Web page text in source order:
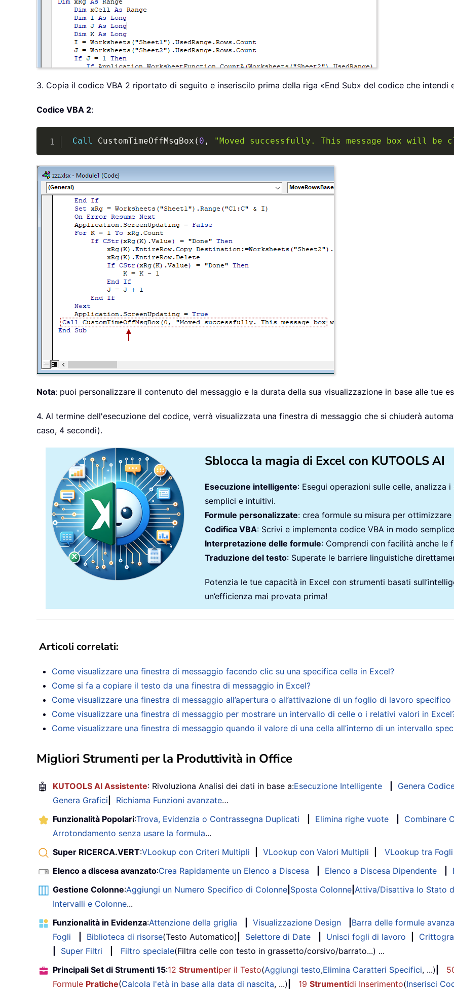
3. Copia il codice VBA 2 riportato di seguito e inseriscilo prima della riga «End Sub» del codice che intendi
Codice VBA 2:
Call CustomTimeOffMsgBox ( 0 , "Moved successfully. This message box will be
Nota: puoi personalizzare il contenuto del messaggio e la durata della sua visualizzazione in base alle tue
4. Al termine dell'esecuzione del codice, verrà visualizzata una finestra di messaggio che si chiuderà
caso, 4 secondi).
Sblocca la magia di Excel con KUTOOLS AI
Esecuzione intelligente: Esegui operazioni sulle celle,
semplici e intuitivi.
Formule personalizzate: crea formule su misura per
Codifica VBA: Scrivi e implementa codice VBA in modo
Interpretazione delle formule: Comprendi con facilità anche le
Traduzione del testo: Superate le barriere linguistiche
Potenzia le tue capacità in Excel con strumenti basati
un’efficienza mai provata prima!
Articoli correlati:
Come visualizzare una finestra di messaggio facendo clic su una specifica cella in Excel?
Come si fa a copiare il testo da una finestra di messaggio in Excel?
Come visualizzare una finestra di messaggio all’apertura o all’attivazione di un foglio di lavoro specifico
Come visualizzare una finestra di messaggio per mostrare un intervallo di celle o i relativi valori in
Come visualizzare una finestra di messaggio quando il valore di una cella all’interno di un intervallo
Migliori Strumenti per la Produttività in Office
🤖 KUTOOLS AI Assistente: Rivoluziona Analisi dei dati in base a:Esecuzione Intelligente Genera
Genera Grafici
Richiama Funzioni avanzate…
Funzionalità Popolari:Trova, Evidenzia o Contrassegna Duplicati Elimina righe vuote Combinare
Arrotondamento senza usare la formula...
Super RICERCA.VERT:VLookup con Criteri Multipli VLookup con Valori Multipli VLookup tra
Elenco a discesa avanzato:Crea Rapidamente un Elenco a Discesa Elenco a Discesa Dipendente
Gestione Colonne:Aggiungi un Numero Specifico di Colonne Sposta Colonne Attiva/Disattiva lo Stato
Intervalli e Colonne...
Funzionalità in Evidenza:Attenzione della griglia Visualizzazione Design Barra delle formule
Fogli
Biblioteca di risorse(Testo Automatico) Selettore di Date Unisci fogli di lavoro
Super Filtri Filtro speciale(Filtra celle con testo in grassetto/corsivo/barrato...) ...
Principali Set di Strumenti 15:12 Strumentiper il Testo(Aggiungi testo,Elimina Caratteri Specifici, ...)
Formule Pratiche(Calcola l'età in base alla data di nascita, ...) 19 Strumentidi Inserimento(Inserisci